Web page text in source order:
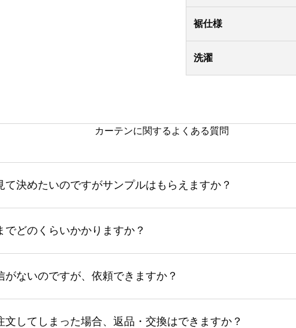
裾仕様
洗濯
カーテンに関するよくある質問
て決めたいのですがサンプルはもらえますか？
どのくらいかかりますか？
がないのですが、依頼できますか？
文してしまった場合、返品・交換はできますか？